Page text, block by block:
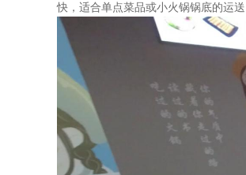
快，适合单点菜品或小火锅锅底的运